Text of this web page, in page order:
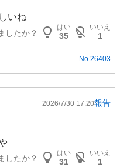
いね
したか？
はい
35
いいえ
1
No. 26403
2026/7/30 17:20報告
したか？
はい
31
いいえ
1